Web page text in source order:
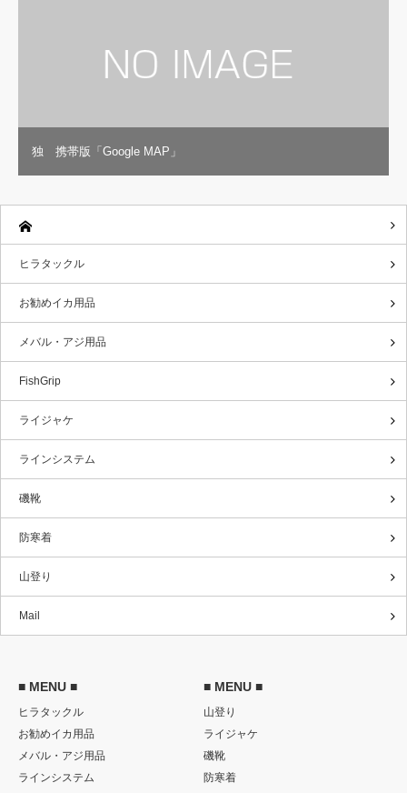
独 携帯版「Google MAP」
ヒラタックル
お勧めイカ用品
メバル・アジ用品
FishGrip
ライジャケ
ラインシステム
磯靴
防寒着
山登り
Mail
■ MENU ■
ヒラタックル
お勧めイカ用品
メバル・アジ用品
ラインシステム
■ MENU ■
山登り
ライジャケ
磯靴
防寒着